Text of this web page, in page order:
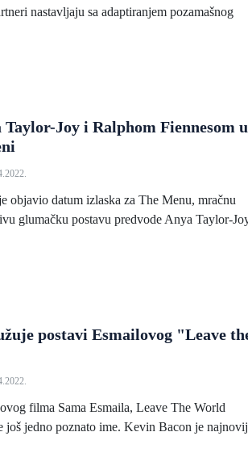
nastavljaju sa adaptiranjem pozamašnog
Joy i Ralphom Fiennesom u
objavio datum izlaska za The Menu, mračnu
glumačku postavu predvode Anya Taylor-
postavi Esmailovog "Leave
filma Sama Esmaila, Leave The World
još jedno poznato ime. Kevin Bacon je